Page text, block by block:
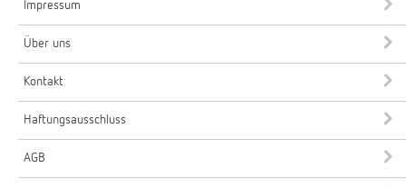
Impressum
Über uns
Kontakt
Haftungsausschluss
AGB